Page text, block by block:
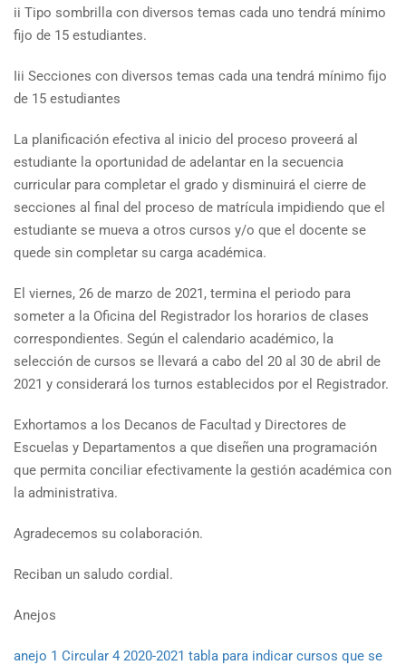
ii Tipo sombrilla con diversos temas cada uno tendrá mínimo
fijo de 15 estudiantes.
Iii Secciones con diversos temas cada una tendrá mínimo fijo
de 15 estudiantes
La planificación efectiva al inicio del proceso proveerá al
estudiante la oportunidad de adelantar en la secuencia
curricular para completar el grado y disminuirá el cierre de
secciones al final del proceso de matrícula impidiendo que el
estudiante se mueva a otros cursos y/o que el docente se
quede sin completar su carga académica.
El viernes, 26 de marzo de 2021, termina el periodo para
someter a la Oficina del Registrador los horarios de clases
correspondientes. Según el calendario académico, la
selección de cursos se llevará a cabo del 20 al 30 de abril de
2021 y considerará los turnos establecidos por el Registrador.
Exhortamos a los Decanos de Facultad y Directores de
Escuelas y Departamentos a que diseñen una programación
que permita conciliar efectivamente la gestión académica con
la administrativa.
Agradecemos su colaboración.
Reciban un saludo cordial.
Anejos
anejo 1 Circular 4 2020-2021 tabla para indicar cursos que se